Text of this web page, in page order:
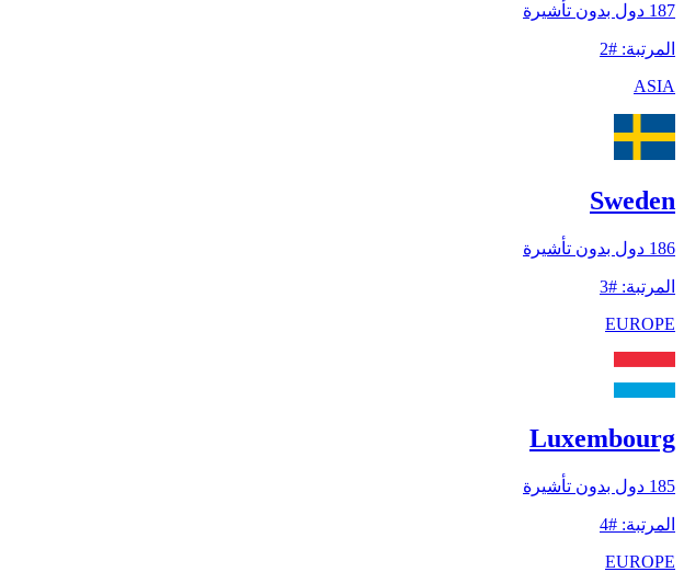
187 دول بدون تأشيرة
المرتبة:
#
2
ASIA
Sweden
186 دول بدون تأشيرة
المرتبة:
#
3
EUROPE
Luxembourg
185 دول بدون تأشيرة
المرتبة:
#
4
EUROPE